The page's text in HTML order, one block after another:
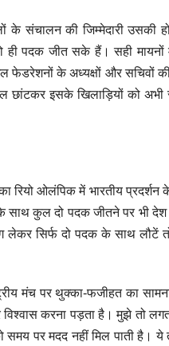
के संचालन की जिम्मेदारी उसकी
ही पदक जीत सके हैं। सही मायनों
के अध्यक्षों और सचिवों की
छांटकर इसके खिलाड़ियों को
रियो ओलंपिक में भारतीय प्रदर्शन
साथ कुल दो पदक जीतने पर भी
लेकर सिर्फ दो पदक के साथ लौटें
मंच पर थुक्का-फजीहत का
करना पड़ता है। मुझे तो
पर मदद नहीं मिल पाती है। ये
का नतीजा है